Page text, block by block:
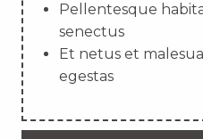
Pellentesque
senectus
Et netus et
egestas